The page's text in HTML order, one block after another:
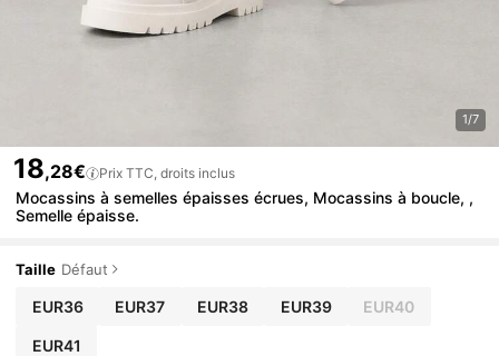
1/7
18,28€ Prix TTC, droits inclus
Mocassins à semelles épaisses écrues, Mocassins à boucle, ,
Semelle épaisse.
Taille Défaut
EUR36 EUR37 EUR38 EUR39 EUR40
EUR41